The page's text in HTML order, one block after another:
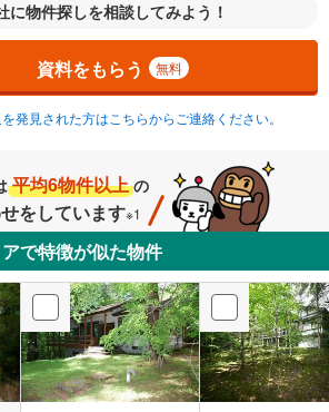
に物件探しを相談してみよう！
資料をもらう 無料
発見された方はこちらからご連絡ください。
平均6物件以上 の
をしています※1
で特徴が似た物件